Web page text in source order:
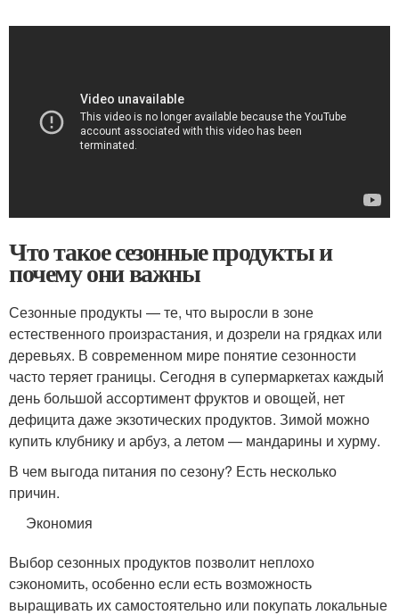
Что такое сезонные продукты и
почему они важны
Сезонные продукты — те, что выросли в зоне
естественного произрастания, и дозрели на грядках или
деревьях. В современном мире понятие сезонности
часто теряет границы. Сегодня в супермаркетах каждый
день большой ассортимент фруктов и овощей, нет
дефицита даже экзотических продуктов. Зимой можно
купить клубнику и арбуз, а летом — мандарины и хурму.
В чем выгода питания по сезону? Есть несколько
причин.
Экономия
Выбор сезонных продуктов позволит неплохо
сэкономить, особенно если есть возможность
выращивать их самостоятельно или покупать локальные